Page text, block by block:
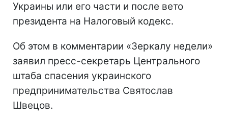
Украины или его части и после вето
президента на Налоговый кодекс.
Об этом в комментарии «Зеркалу недели»
заявил пресс-секретарь Центрального
штаба спасения украинского
предпринимательства Святослав
Швецов.